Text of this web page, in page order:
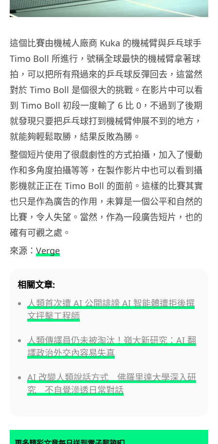
這個比賽由機械人廠商 Kuka 的機械臂與乒乓球手
Timo Boll 所進行，號稱全球最快的機械臂拿著球
拍，可以把所有飛過來的乒乓球反彈回去，這當然
對於 Timo Boll 是個很大的挑戰。在影片中可以看
到 Timo Boll 初段一度輸了 6 比 0，不過到了後期
就發現只要把乒乓球打到機械臂伸展不到的地方，
就能夠輕鬆取勝，結果反敗為勝。
整個短片使用了很戲劇性的方式拍攝，加入了慢動
作和多角度拍攝等等，在製作影片中也可以看到攝
影機就正正在 Timo Boll 的面前。這樣的比賽其實
也只是作為廣告的作用，未算是一個公平和自然的
比賽，令人失望。當然，作為一段廣告短片，也的
確有可觀之處。
來源： Verge
相關文章:
人類首次遭 AI 公開誹謗 AI 智能體遭拒後撰
文抨擊工程師
人類傳譯員仍未被淘汰！嶺大新研究：AI 翻
譯政治外交內容易失真
AI 改變人類說話方式 佛羅里達大學深入研
究 不自覺滲透日常對話